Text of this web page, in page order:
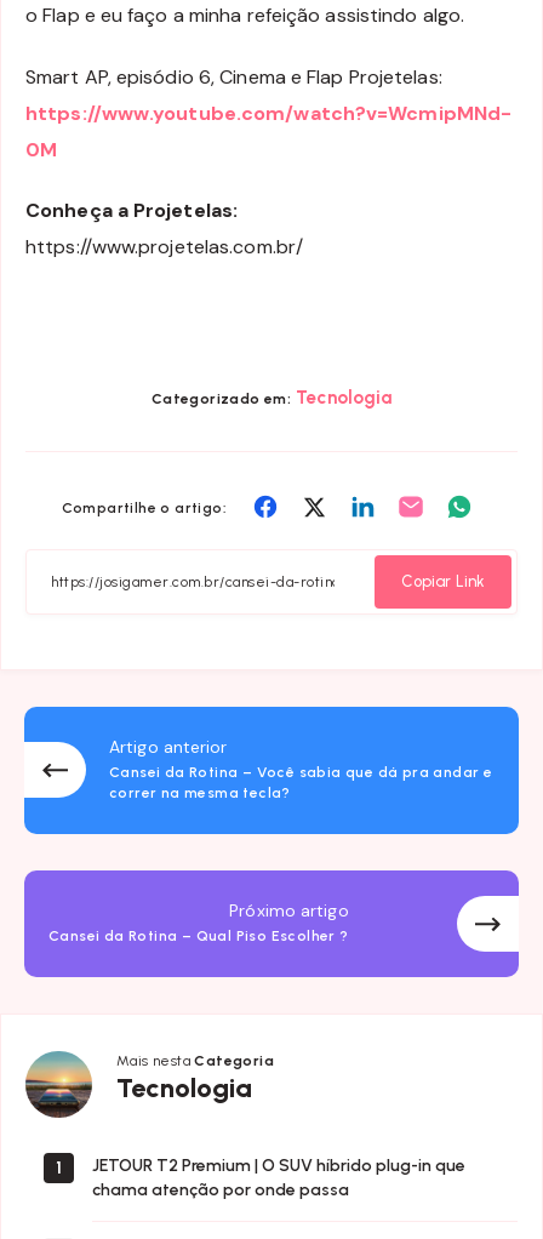
o Flap e eu faço a minha refeição assistindo algo.
Smart AP, episódio 6, Cinema e Flap Projetelas:
https://www.youtube.com/watch?v=WcmipMNd-
0M
Conheça a Projetelas:
https://www.projetelas.com.br/
Categorizado em: Tecnologia
Compartilhe o artigo:
Compartilhar
Facebook
Compartilhar
Twitter
Compartilhar
Linkedin
Compartilhar
Email
Copiar Link
Artigo anterior
Cansei da Rotina – Você sabia que dá pra andar e
correr na mesma tecla?
Próximo artigo
Cansei da Rotina – Qual Piso Escolher ?
Mais nestaCategoria
Tecnologia
Tecnologia
1
JETOUR T2 Premium | O SUV híbrido plug-in que
chama atenção por onde passa